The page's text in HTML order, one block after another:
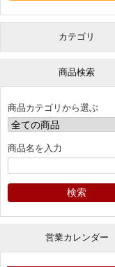
カテゴリ
商品検索
商品カテゴリから選ぶ
商品名を入力
営業カレンダー